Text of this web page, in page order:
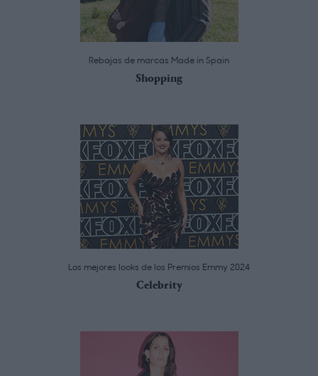
Rebajas de marcas Made in Spain
Shopping
Los mejores looks de los Premios Emmy 2024
Celebrity